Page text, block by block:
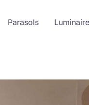
Parasols